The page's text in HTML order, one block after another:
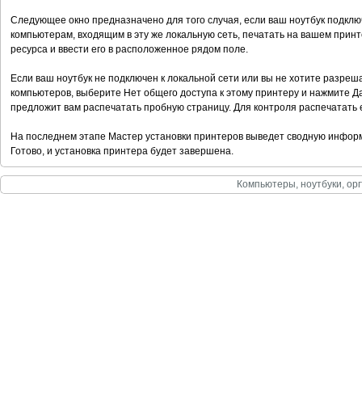
Следующее окно предназначено для того случая, если ваш ноутбук
компьютерам, входящим в эту же локальную сеть, печатать на вашем
ресурса и ввести его в расположенное рядом поле.
Если ваш ноутбук не подключен к локальной сети или вы не хотите
компьютеров, выберите Нет общего доступа к этому принтеру и нажмите
предложит вам распечатать пробную страницу. Для контроля
На последнем этапе Мастер установки принтеров выведет сводную
Готово, и установка принтера будет завершена.
Компьютеры, ноутбуки,